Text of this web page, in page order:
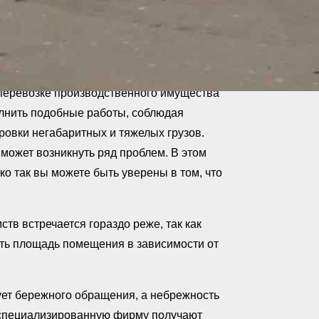
производственного имущества
подобные работы, соблюдая
негабаритных и тяжелых грузов.
возникнуть ряд проблем. В этом
так вы можете быть уверены в том, что
встречается гораздо реже, так как
площадь помещения в зависимости от
бережного обращения, а небрежность
фирму получают